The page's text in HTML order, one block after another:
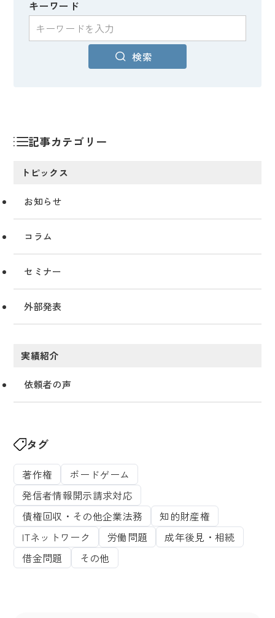
キーワード
検索
記事カテゴリー
トピックス
お知らせ
コラム
セミナー
外部発表
実績紹介
依頼者の声
タグ
著作権
ボードゲーム
発信者情報開示請求対応
債権回収・その他企業法務
知的財産権
ITネットワーク
労働問題
成年後見・相続
借金問題
その他